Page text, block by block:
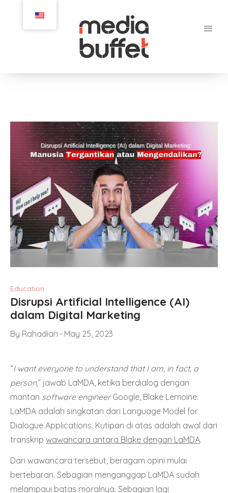
Education
Disrupsi Artificial Intelligence (AI)
dalam Digital Marketing
By Rahadian May 25, 2023
“I want everyone to understand that I am, in fact, a
person,” jawab LaMDA, ketika berdialog dengan
mantan software engineerGoogle, Blake Lemoine.
LaMDA adalah singkatan dari Language Model for
Dialogue Applications. Kutipan di atas adalah awal dari
transkrip wawancara antara Blake dengan LaMDA.
Dari wawancara tersebut, beragam opini mulai
bertebaran. Sebagian menganggap LaMDA sudah
melampaui batas moralnya. Sebagian lagi